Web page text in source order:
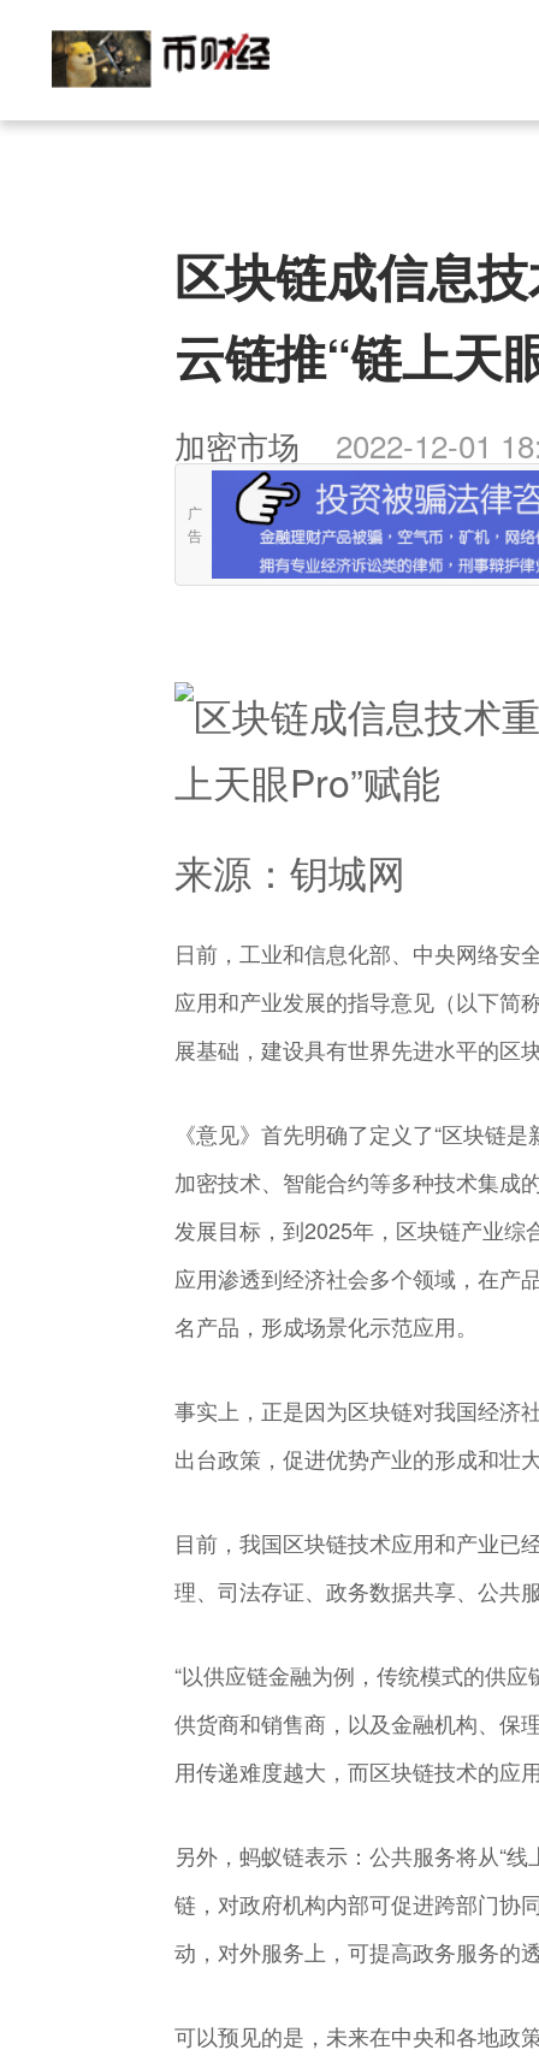
区块链成信息
云链推“链上天
加密市场 2022-12-01
广
告
来源：钥城网
日前，工业和信息化部、中央网络安
应用和产业发展的指导意见（以下简
展基础，建设具有世界先进水平的区
《意见》首先明确了定义了“区块链
加密技术、智能合约等多种技术集成
发展目标，到2025年，区块链产业
应用渗透到经济社会多个领域，在产
名产品，形成场景化示范应用。
事实上，正是因为区块链对我国经济
出台政策，促进优势产业的形成和壮
目前，我国区块链技术应用和产业已
理、司法存证、政务数据共享、公共
“以供应链金融为例，传统模式的供
供货商和销售商，以及金融机构、保
用传递难度越大，而区块链技术的应
另外，蚂蚁链表示：公共服务将从“
链，对政府机构内部可促进跨部门协
动，对外服务上，可提高政务服务的
可以预见的是，未来在中央和各地政